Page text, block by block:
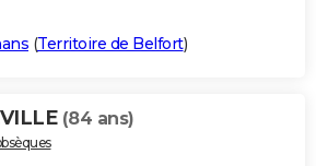
(Territoire de Belfort)
(84 ans)